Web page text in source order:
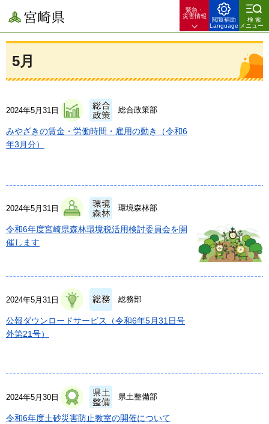
宮崎県
緊急・
災害情報
閲覧補助
Language
検索
メニュー
5月
2024年5月31日 総合政策部
みやざきの賃金・労働時間・雇用の動き（令和6
年3月分）
2024年5月31日 環境森林部
令和6年度宮崎県森林環境税活用検討委員会を開
催します
2024年5月31日 総務部
公報ダウンロードサービス（令和6年5月31日号
外第21号）
2024年5月30日 県土整備部
令和6年度土砂災害防止教室の開催について